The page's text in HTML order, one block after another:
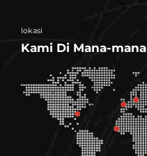
lokasi
Kami Di Mana-mana